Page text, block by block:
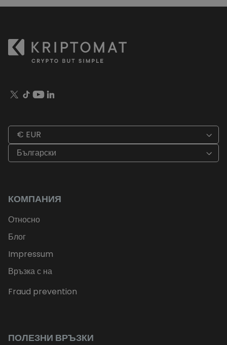
€ EUR
Български
КОМПАНИЯ
Относно
Блог
Impressum
Връзка с на
Fraud prevention
ПОЛЕЗНИ ВРЪЗКИ